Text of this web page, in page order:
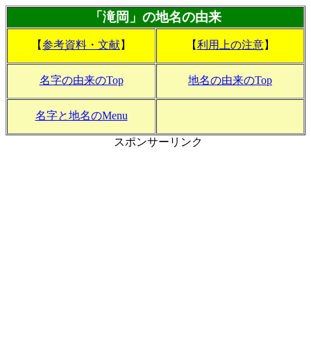
「滝岡」の地名の由来
【参考資料・文献】 【利用上の注意】
名字の由来のTop 地名の由来のTop
名字と地名のMenu
スポンサーリンク